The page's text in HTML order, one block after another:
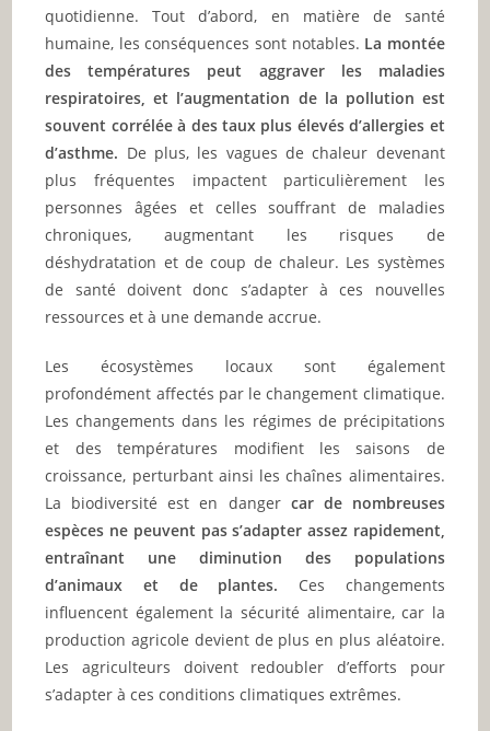
quotidienne. Tout d’abord, en matière de santé
humaine, les conséquences sont notables. La montée
des températures peut aggraver les maladies
respiratoires, et l’augmentation de la pollution est
souvent corrélée à des taux plus élevés d’allergies et
d’asthme. De plus, les vagues de chaleur devenant
plus fréquentes impactent particulièrement les
personnes âgées et celles souffrant de maladies
chroniques, augmentant les risques de
déshydratation et de coup de chaleur. Les systèmes
de santé doivent donc s’adapter à ces nouvelles
ressources et à une demande accrue.
Les écosystèmes locaux sont également
profondément affectés par le changement climatique.
Les changements dans les régimes de précipitations
et des températures modifient les saisons de
croissance, perturbant ainsi les chaînes alimentaires.
La biodiversité est en danger car de nombreuses
espèces ne peuvent pas s’adapter assez rapidement,
entraînant une diminution des populations
d’animaux et de plantes. Ces changements
influencent également la sécurité alimentaire, car la
production agricole devient de plus en plus aléatoire.
Les agriculteurs doivent redoubler d’efforts pour
s’adapter à ces conditions climatiques extrêmes.